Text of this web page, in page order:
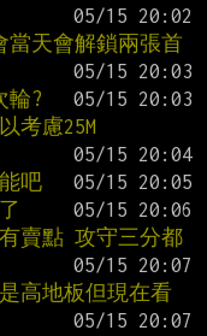
天會解鎖兩張首
輪?
考慮25M
吧
賣點 攻守三分都
高地板但現在看